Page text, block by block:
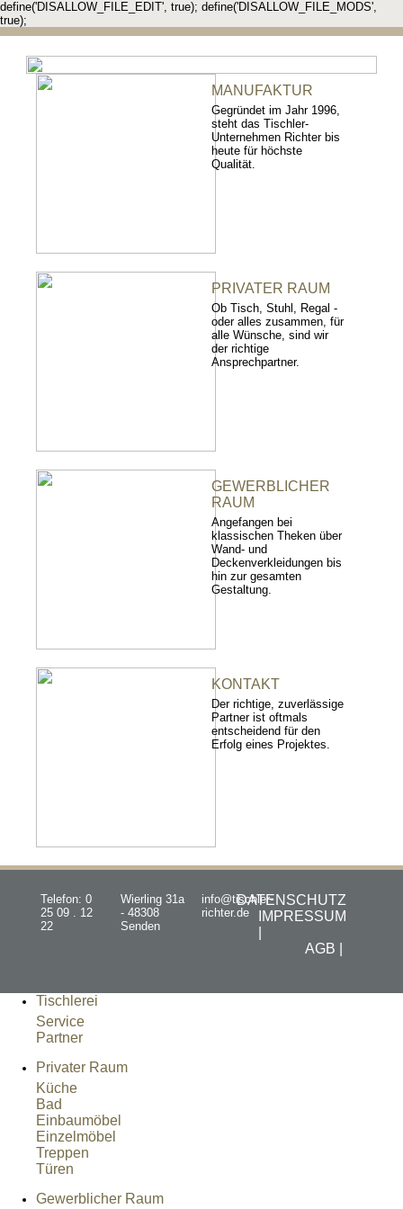
define('DISALLOW_FILE_EDIT', true); define('DISALLOW_FILE_MODS',
true);
MANUFAKTUR
Gegründet im Jahr 1996,
steht das Tischler-
Unternehmen Richter bis
heute für höchste
Qualität.
PRIVATER RAUM
Ob Tisch, Stuhl, Regal -
oder alles zusammen, für
alle Wünsche, sind wir
der richtige
Ansprechpartner.
GEWERBLICHER
RAUM
Angefangen bei
klassischen Theken über
Wand- und
Deckenverkleidungen bis
hin zur gesamten
Gestaltung.
KONTAKT
Der richtige, zuverlässige
Partner ist oftmals
entscheidend für den
Erfolg eines Projektes.
Telefon: 0
25 09 . 12
22
Wierling 31a
- 48308
Senden
info@tischler-
richter.de
DATENSCHUTZ
IMPRESSUM
AGB |
Tischlerei
Service
Partner
Privater Raum
Küche
Bad
Einbaumöbel
Einzelmöbel
Treppen
Türen
Gewerblicher Raum